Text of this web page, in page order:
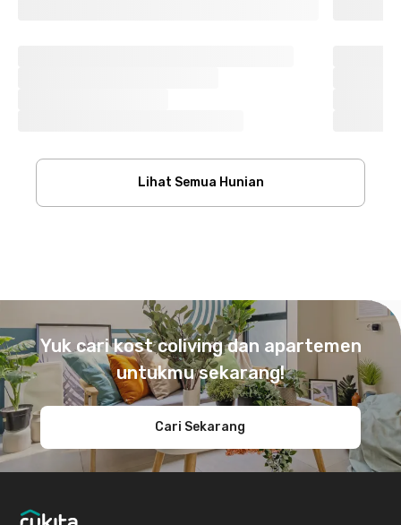
Lihat Semua Hunian
Yuk cari kost coliving dan apartemen
untukmu sekarang!
Cari Sekarang